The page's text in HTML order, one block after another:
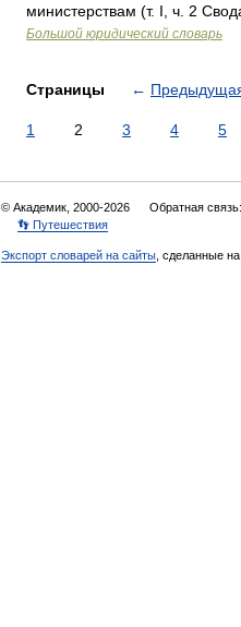
министерствам (т. I, ч. 2
Большой юридический словарь
Страницы ←
1 2 3 4 5
© Академик, 2000-2026 Обратная связь:
👣 Путешествия
Экспорт словарей на сайты , сделанные на